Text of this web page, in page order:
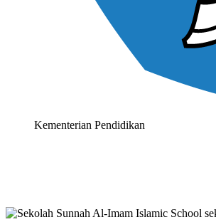
Kementerian Pendidikan